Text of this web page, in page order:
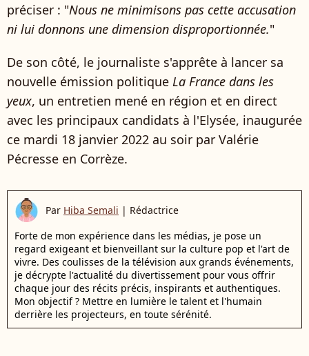
préciser : "Nous ne minimisons pas cette accusation
ni lui donnons une dimension disproportionnée."
De son côté, le journaliste s'apprête à lancer sa
nouvelle émission politique La France dans les
yeux, un entretien mené en région et en direct
avec les principaux candidats à l'Elysée, inaugurée
ce mardi 18 janvier 2022 au soir par Valérie
Pécresse en Corrèze.
Par Hiba Semali | Rédactrice
Forte de mon expérience dans les médias, je pose un
regard exigeant et bienveillant sur la culture pop et l'art de
vivre. Des coulisses de la télévision aux grands événements,
je décrypte l'actualité du divertissement pour vous offrir
chaque jour des récits précis, inspirants et authentiques.
Mon objectif ? Mettre en lumière le talent et l'humain
derrière les projecteurs, en toute sérénité.